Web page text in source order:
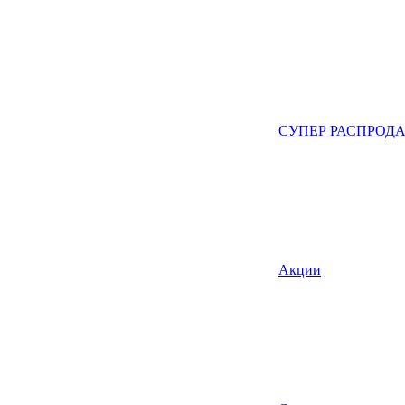
СУПЕР
Акции